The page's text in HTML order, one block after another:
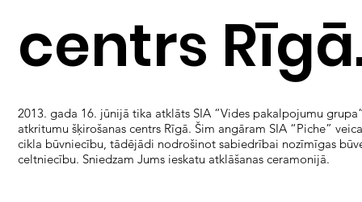
centrs
2013. gada 16. jūnijā tika atklāts SIA “Vides pakalpojumu
atkritumu šķirošanas centrs Rīgā. Šim angāram SIA “Piche”
cikla būvniecību, tādējādi nodrošinot sabiedrībai nozīmīgas
celtniecību. Sniedzam Jums ieskatu atklāšanas ceramonijā.